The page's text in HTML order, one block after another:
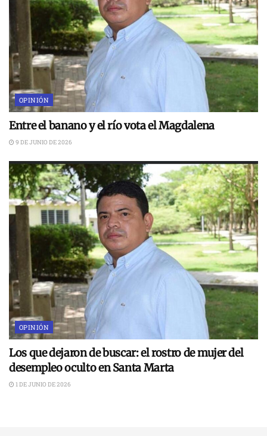
OPINIÓN
Entre el banano y el río vota el Magdalena
9 DE JUNIO DE 2026
OPINIÓN
Los que dejaron de buscar: el rostro de mujer del
desempleo oculto en Santa Marta
1 DE JUNIO DE 2026